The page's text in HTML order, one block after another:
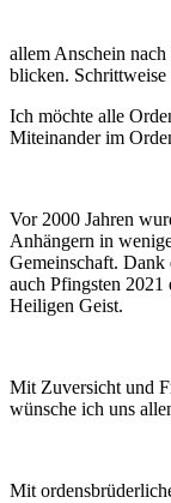
allem Anschein
blicken.
Ich möchte alle
Miteinander im
Vor 2000 Jahren
Anhängern in
Gemeinschaft. Dank
auch Pfingsten
Heiligen Geist.
Mit Zuversicht und
wünsche ich uns
Mit